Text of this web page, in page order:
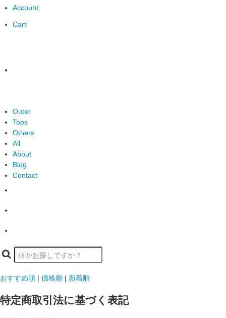
Account
Cart
Outer
Tops
Others
All
About
Blog
Contact
おすすめ順 | 価格順 | 新着順
特定商取引法に基づく表記